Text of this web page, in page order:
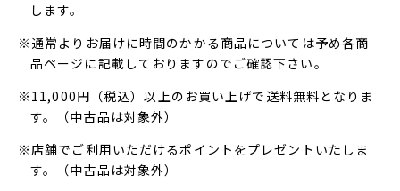
します。
※通常よりお届けに時間のかかる商品については予め各商
品ページに記載しておりますのでご確認下さい。
※11,000円（税込）以上のお買い上げで送料無料となりま
す。（中古品は対象外）
※店舗でご利用いただけるポイントをプレゼントいたしま
す。（中古品は対象外）